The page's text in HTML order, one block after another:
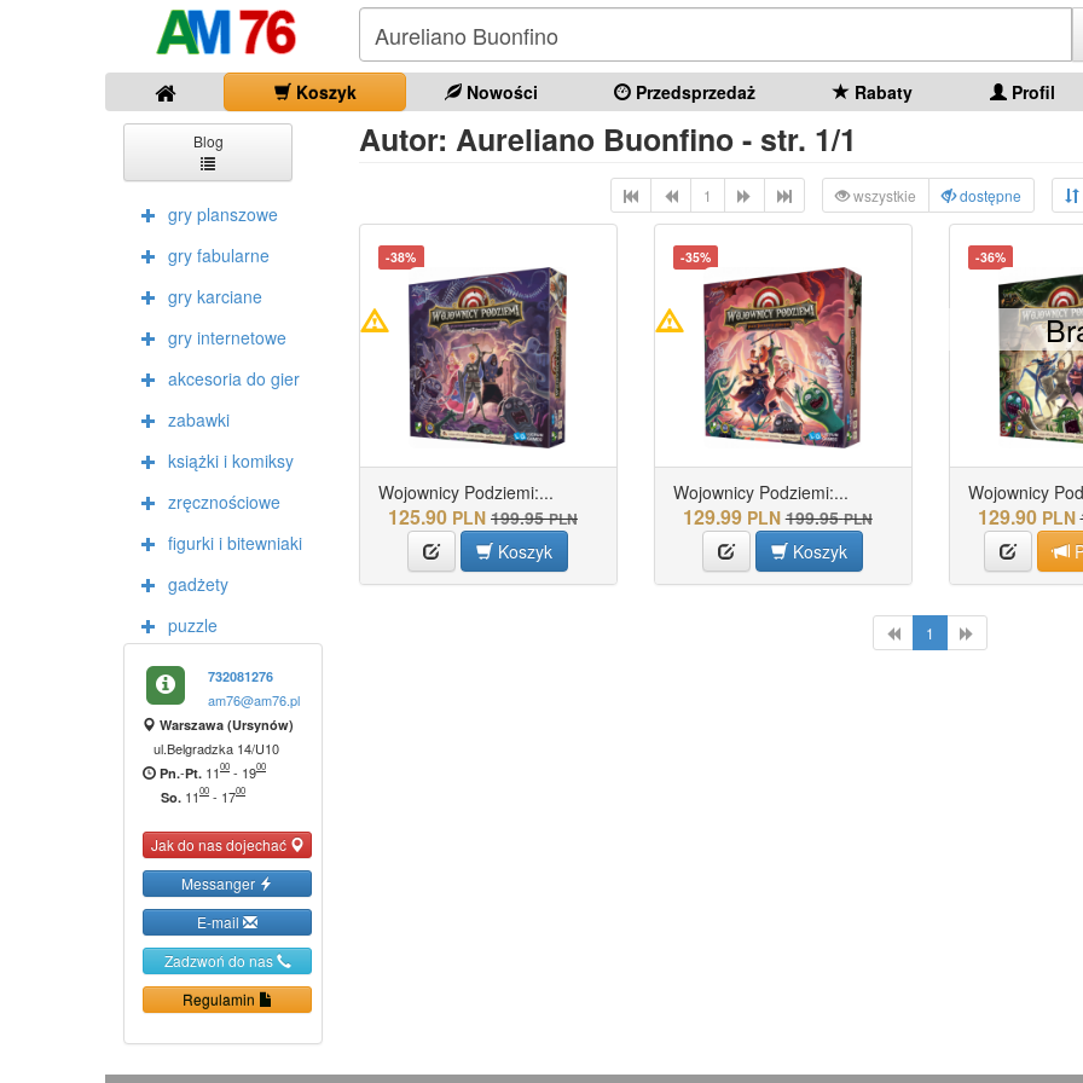
Koszyk Nowości Przedsprzedaż Rabaty Profil
Blog
gry planszowe
gry fabularne
gry karciane
gry internetowe
akcesoria do gier
zabawki
książki i komiksy
zręcznościowe
figurki i bitewniaki
gadżety
puzzle
732081276
am76@am76.pl
Warszawa (Ursynów)
ul.Belgradzka 14/U10
Pn.-Pt. 1100 - 1900
So. 1100 - 1700
Jak do nas dojechać
Messanger
E-mail
Zadzwoń do nas
Regulamin
Autor: Aureliano Buonfino - str. 1/1
1 wszystkie dostępne
-38%
Wojownicy Podziemi:...
125.90 PLN 199.95 PLN
Koszyk
-35%
Wojownicy Podziemi:...
129.99 PLN 199.95 PLN
Koszyk
-36%
Wojownicy
129.90 PLN
1